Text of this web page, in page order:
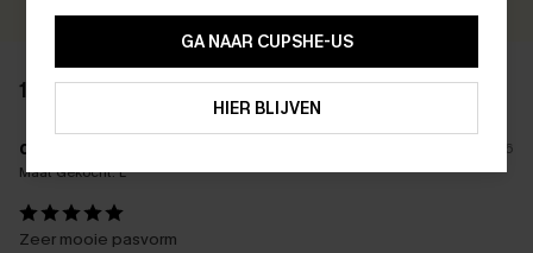
1 BEOORDELING
d****
11/05/2026
Maat Gekocht:L
Zeer mooie pasvorm
GA NAAR CUPSHE-US
HIER BLIJVEN
15% KORTING OP 2ST+
ABONNEREN